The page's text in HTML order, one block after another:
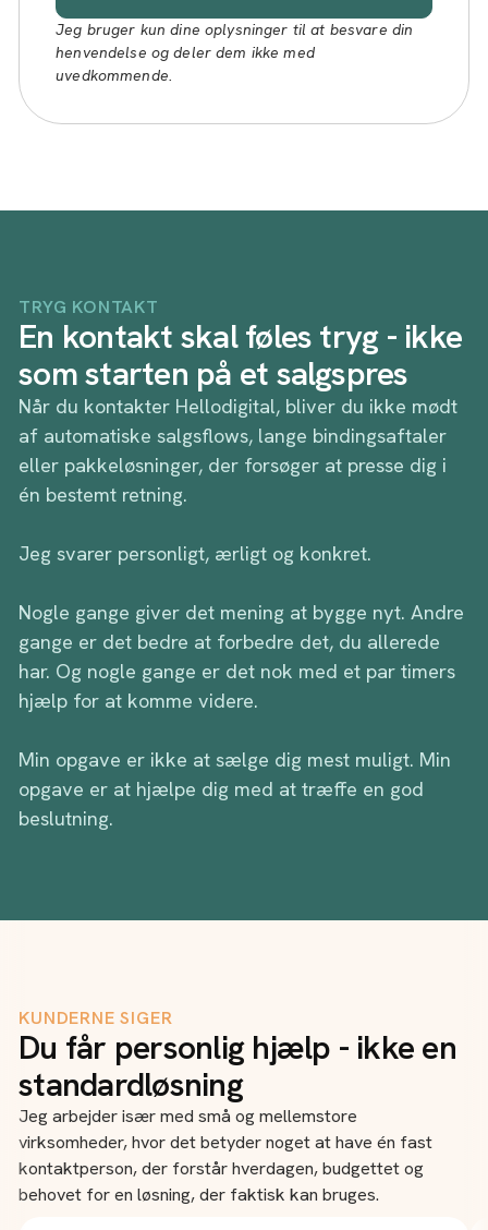
Jeg bruger kun dine oplysninger til at besvare din
henvendelse og deler dem ikke med
uvedkommende.
TRYG KONTAKT
En kontakt skal føles tryg - ikke
som starten på et salgspres
Når du kontakter Hellodigital, bliver du ikke mødt
af automatiske salgsflows, lange bindingsaftaler
eller pakkeløsninger, der forsøger at presse dig i
én bestemt retning.
Jeg svarer personligt, ærligt og konkret.
Nogle gange giver det mening at bygge nyt. Andre
gange er det bedre at forbedre det, du allerede
har. Og nogle gange er det nok med et par timers
hjælp for at komme videre.
Min opgave er ikke at sælge dig mest muligt. Min
opgave er at hjælpe dig med at træffe en god
beslutning.
KUNDERNE SIGER
Du får personlig hjælp - ikke en
standardløsning
Jeg arbejder især med små og mellemstore
virksomheder, hvor det betyder noget at have én fast
kontaktperson, der forstår hverdagen, budgettet og
behovet for en løsning, der faktisk kan bruges.